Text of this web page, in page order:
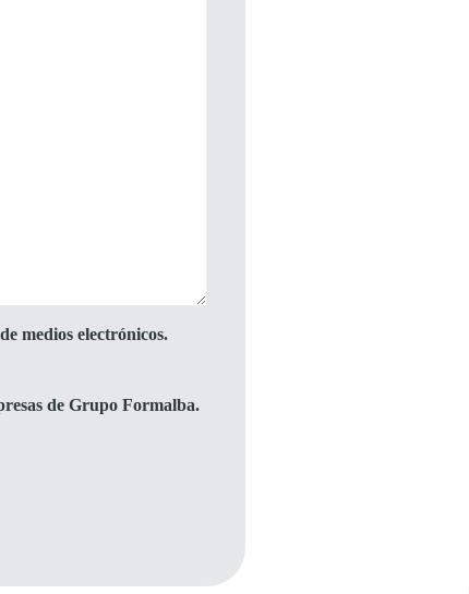
medios electrónicos.
de Grupo Formalba.